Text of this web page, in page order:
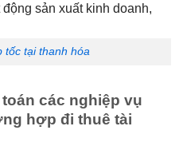
tốc tại thanh hóa
các nghiệp vụ
hợp đi thuê tài